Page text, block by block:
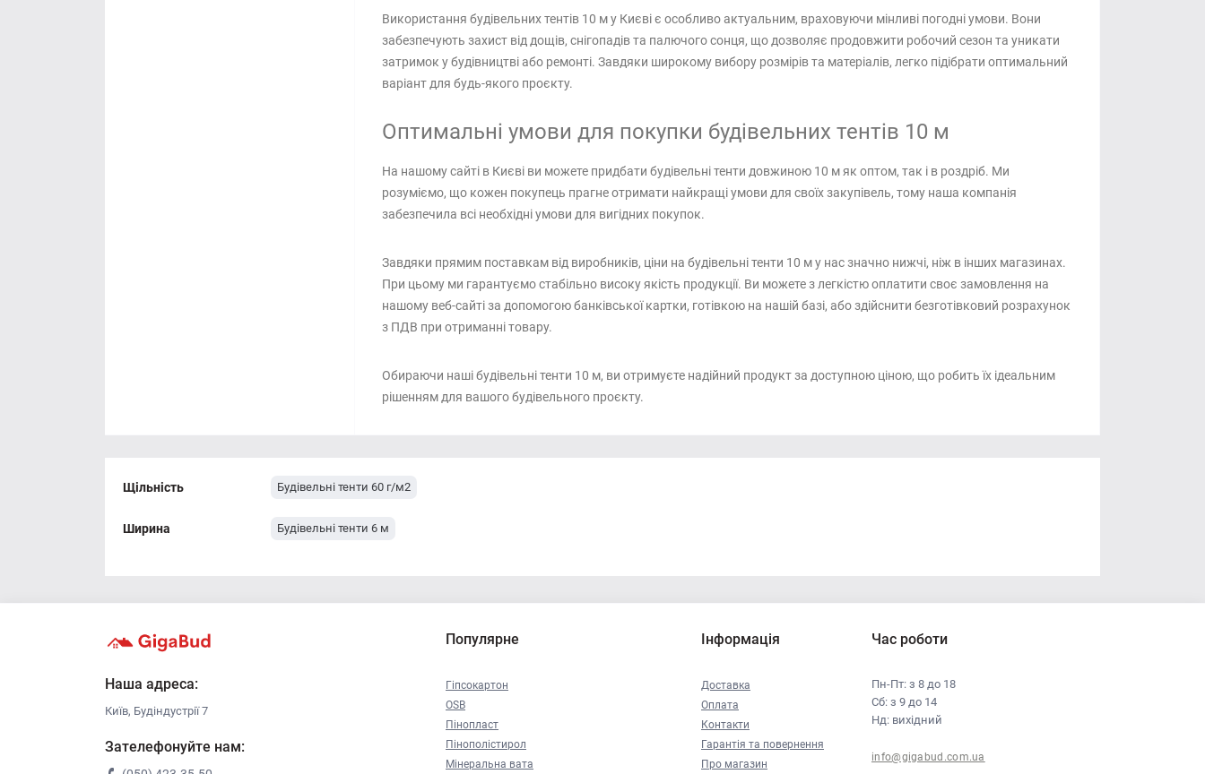
Використання будівельних тентів 10 м у Києві є особливо актуальним, враховуючи мінливі погодні умови. Вони
забезпечують захист від дощів, снігопадів та палючого сонця, що дозволяє продовжити робочий сезон та уникати
затримок у будівництві або ремонті. Завдяки широкому вибору розмірів та матеріалів, легко підібрати оптимальний
варіант для будь-якого проєкту.
Оптимальні умови для покупки будівельних тентів 10 м
На нашому сайті в Києві ви можете придбати будівельні тенти довжиною 10 м як оптом, так і в роздріб. Ми
розуміємо, що кожен покупець прагне отримати найкращі умови для своїх закупівель, тому наша компанія
забезпечила всі необхідні умови для вигідних покупок.
Завдяки прямим поставкам від виробників, ціни на будівельні тенти 10 м у нас значно нижчі, ніж в інших магазинах.
При цьому ми гарантуємо стабільно високу якість продукції. Ви можете з легкістю оплатити своє замовлення на
нашому веб-сайті за допомогою банківської картки, готівкою на нашій базі, або здійснити безготівковий розрахунок
з ПДВ при отриманні товару.
Обираючи наші будівельні тенти 10 м, ви отримуєте надійний продукт за доступною ціною, що робить їх ідеальним
рішенням для вашого будівельного проєкту.
Щільність Будівельні тенти 60 г/м2
Ширина Будівельні тенти 6 м
Наша адреса:
Київ, Будіндустрії 7
Зателефонуйте нам:
Популярне
Гіпсокартон
OSB
Пінопласт
Пінополістирол
Мінеральна вата
Інформація
Доставка
Оплата
Контакти
Гарантія та повернення
Про магазин
Час роботи
Пн-Пт: з 8 до 18
Сб: з 9 до 14
Нд: вихідний
info@gigabud.com.ua